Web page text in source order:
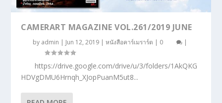
CAMERART MAGAZINE VOL.261/2019 JUNE
by admin | Jun 12, 2019 |หนังสือคาร์เมราร์ต | 0 |
https://drive.google.com/drive/u/3/folders/1AkQKG
HDVgDMU6Hrnqh_XJopPuanM5ut8...